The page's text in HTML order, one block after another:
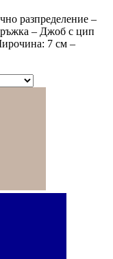
разпределение –
– Джоб с цип
7 см –